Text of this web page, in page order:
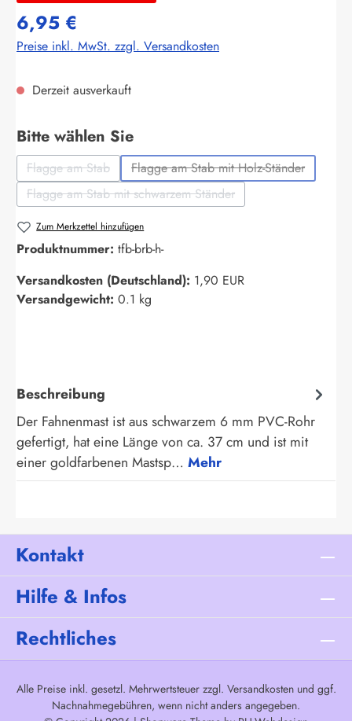
6,95 €
Preise inkl. MwSt. zzgl. Versandkosten
Derzeit ausverkauft
Bitte wählen Sieauswählen
Flagge am Stab
(Diese Option ist zurzeit nicht verfügbar.)
Flagge am Stab mit Holz-Ständer
(Diese Option ist zurzeit
Flagge am Stab mit schwarzem Ständer
(Diese Option ist zurzeit nicht verfügbar.)
Zum Merkzettel hinzufügen
Produktnummer: tfb-brb-h-
Versandkosten (Deutschland): 1,90 EUR
Versandgewicht: 0.1 kg
Beschreibung
Der Fahnenmast ist aus schwarzem 6 mm PVC-Rohr
gefertigt, hat eine Länge von ca. 37 cm und ist mit
einer goldfarbenen Mastsp… Mehr
Kontakt
Hilfe & Infos
Rechtliches
Alle Preise inkl. gesetzl. Mehrwertsteuer zzgl. Versandkostenund ggf.
Nachnahmegebühren, wenn nicht anders angegeben.